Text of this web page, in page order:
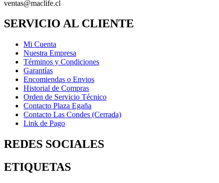
ventas@maclife.cl
SERVICIO AL CLIENTE
Mi Cuenta
Nuestra Empresa
Términos y Condiciones
Garantías
Encomiendas o Envios
Historial de Compras
Orden de Servicio Técnico
Contacto Plaza Egaña
Contacto Las Condes (Cerrada)
Link de Pago
REDES SOCIALES
ETIQUETAS